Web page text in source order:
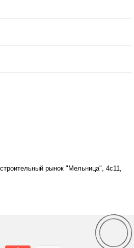
рынок "Мельница", 4с11,